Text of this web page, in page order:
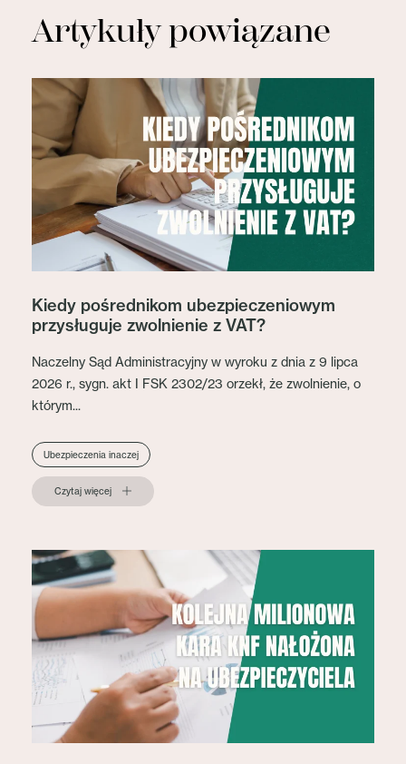
Artykuły powiązane
Kiedy pośrednikom ubezpieczeniowym
przysługuje zwolnienie z VAT?
Naczelny Sąd Administracyjny w wyroku z dnia z 9 lipca
2026 r., sygn. akt I FSK 2302/23 orzekł, że zwolnienie, o
którym...
Ubezpieczenia inaczej
Czytaj więcej